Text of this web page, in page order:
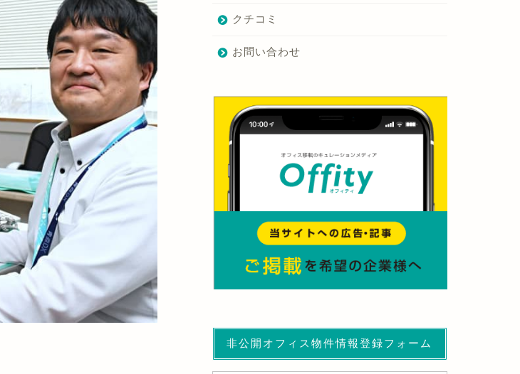
クチコミ
お問い合わせ
非公開オフィス物件情報登録フォーム